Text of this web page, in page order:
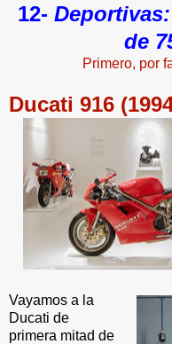
12-
de
Primero, por
Ducati 916
Vayamos a la
Ducati de
primera mitad de